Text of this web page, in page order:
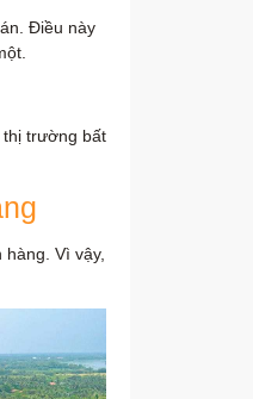
Điều này
trường bất
Vì vậy,